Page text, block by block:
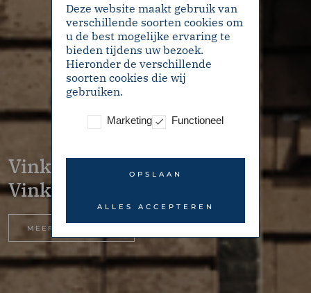
Vinkenkade 5 –
Vinkeveen
MEER INFORMATIE
Deze website maakt gebruik van
verschillende soorten cookies om
u de best mogelijke ervaring te
bieden tijdens uw bezoek.
Hieronder de verschillende
soorten cookies die wij
gebruiken.
Marketing Functioneel
OPSLAAN
ALLES ACCEPTEREN